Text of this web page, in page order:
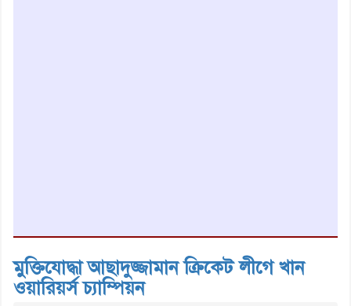
মুক্তিযোদ্ধা আছাদুজ্জামান ক্রিকেট লীগে খান
ওয়ারিয়র্স চ্যাম্পিয়ন